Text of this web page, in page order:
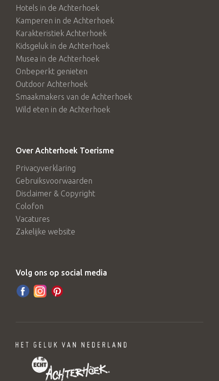
Hotels in de Achterhoek
Kamperen in de Achterhoek
Karakteristiek Achterhoek
Kidsgeluk in de Achterhoek
Musea in de Achterhoek
Onbeperkt genieten
Outdoor Achterhoek
Smaakmakers van de Achterhoek
Wild eten in de Achterhoek
Over Achterhoek Toerisme
Privacyverklaring
Gebruiksvoorwaarden
Disclaimer & Copyright
Colofon
Vacatures
Zakelijke website
Volg ons op social media